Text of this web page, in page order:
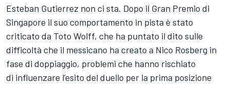
Esteban Gutierrez non ci sta. Dopo il Gran Premio di
Singapore il suo comportamento in pista è stato
criticato da Toto Wolff, che ha puntato il dito sulle
difficoltà che il messicano ha creato a Nico Rosberg in
fase di doppiaggio, problemi che hanno rischiato
di influenzare l’esito del duello per la prima posizione